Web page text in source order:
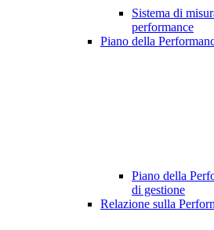
Sistema di
performance
Piano della
Piano della
di gestione
Relazione sulla